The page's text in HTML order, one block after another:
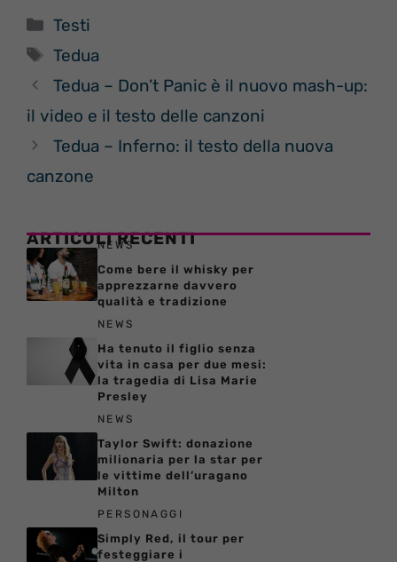
Categorie
Testi
Tag
Tedua
Tedua – Don’t Panic è il nuovo mash-up:
il video e il testo delle canzoni
Tedua – Inferno: il testo della nuova
canzone
ARTICOLI RECENTI
NEWS
Come bere il whisky per
apprezzarne davvero
qualità e tradizione
NEWS
Ha tenuto il figlio senza
vita in casa per due mesi:
la tragedia di Lisa Marie
Presley
NEWS
Taylor Swift: donazione
milionaria per la star per
le vittime dell’uragano
Milton
PERSONAGGI
Simply Red, il tour per
festeggiare i